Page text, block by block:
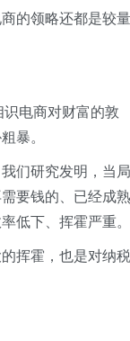
的领略还都是较量
电商对财富的敦
暴。
们研究发明，当局
要钱的、已经成熟
低下、挥霍严重。
挥霍，也是对纳税